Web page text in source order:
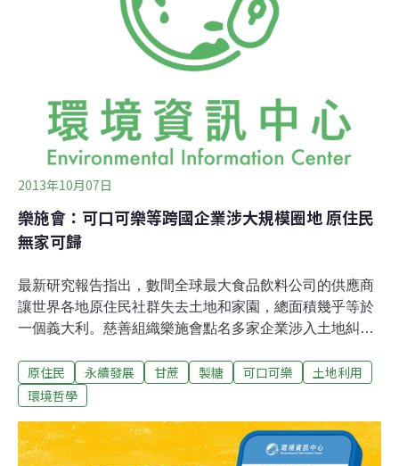
2013年10月07日
樂施會：可口可樂等跨國企業涉大規模圈地 原住民
無家可歸
最新研究報告指出，數間全球最大食品飲料公司的供應商
讓世界各地原住民社群失去土地和家園，總面積幾乎等於
一個義大利。慈善組織樂施會點名多家企業涉入土地糾
等大公司在內，並指出2000年起外資陸續透過多達800次
的大規模土地交易，收購了高達3千萬公頃的土地，導致
報告指出，巴西、柬埔寨等國之貧窮社群失去了家園，只
為了大企業要種甘蔗以滿足富裕先進國家的口腹之慾。樂
原住民 永續發展 甘蔗 製糖 可口可樂
土地利用
環境哲學